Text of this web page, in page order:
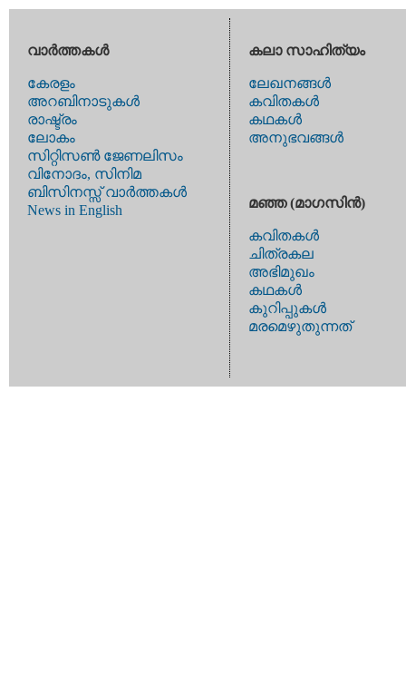
വാര്‍ത്തകള്‍
കേരളം
അറബിനാടുകള്‍
രാഷ്ട്രം
ലോകം
സിറ്റിസണ്‍ ജേണലിസം
വിനോദം, സിനിമ
ബിസിനസ്സ് വാര്‍ത്തകള്‍
News in English
കലാ സാഹിത്യം
ലേഖനങ്ങള്‍
കവിതകള്‍
കഥകള്‍
അനുഭവങ്ങള്‍
മഞ്ഞ (മാഗസിന്‍)
കവിതകള്‍
ചിത്രകല
അഭിമുഖം
കഥകള്‍
കുറിപ്പുകള്‍
മരമെഴുതുന്നത്